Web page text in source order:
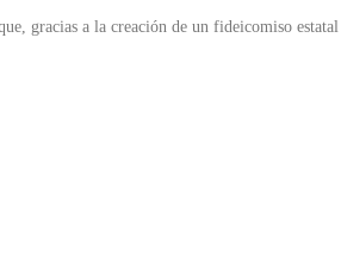
gracias a la creación de un fideicomiso estatal